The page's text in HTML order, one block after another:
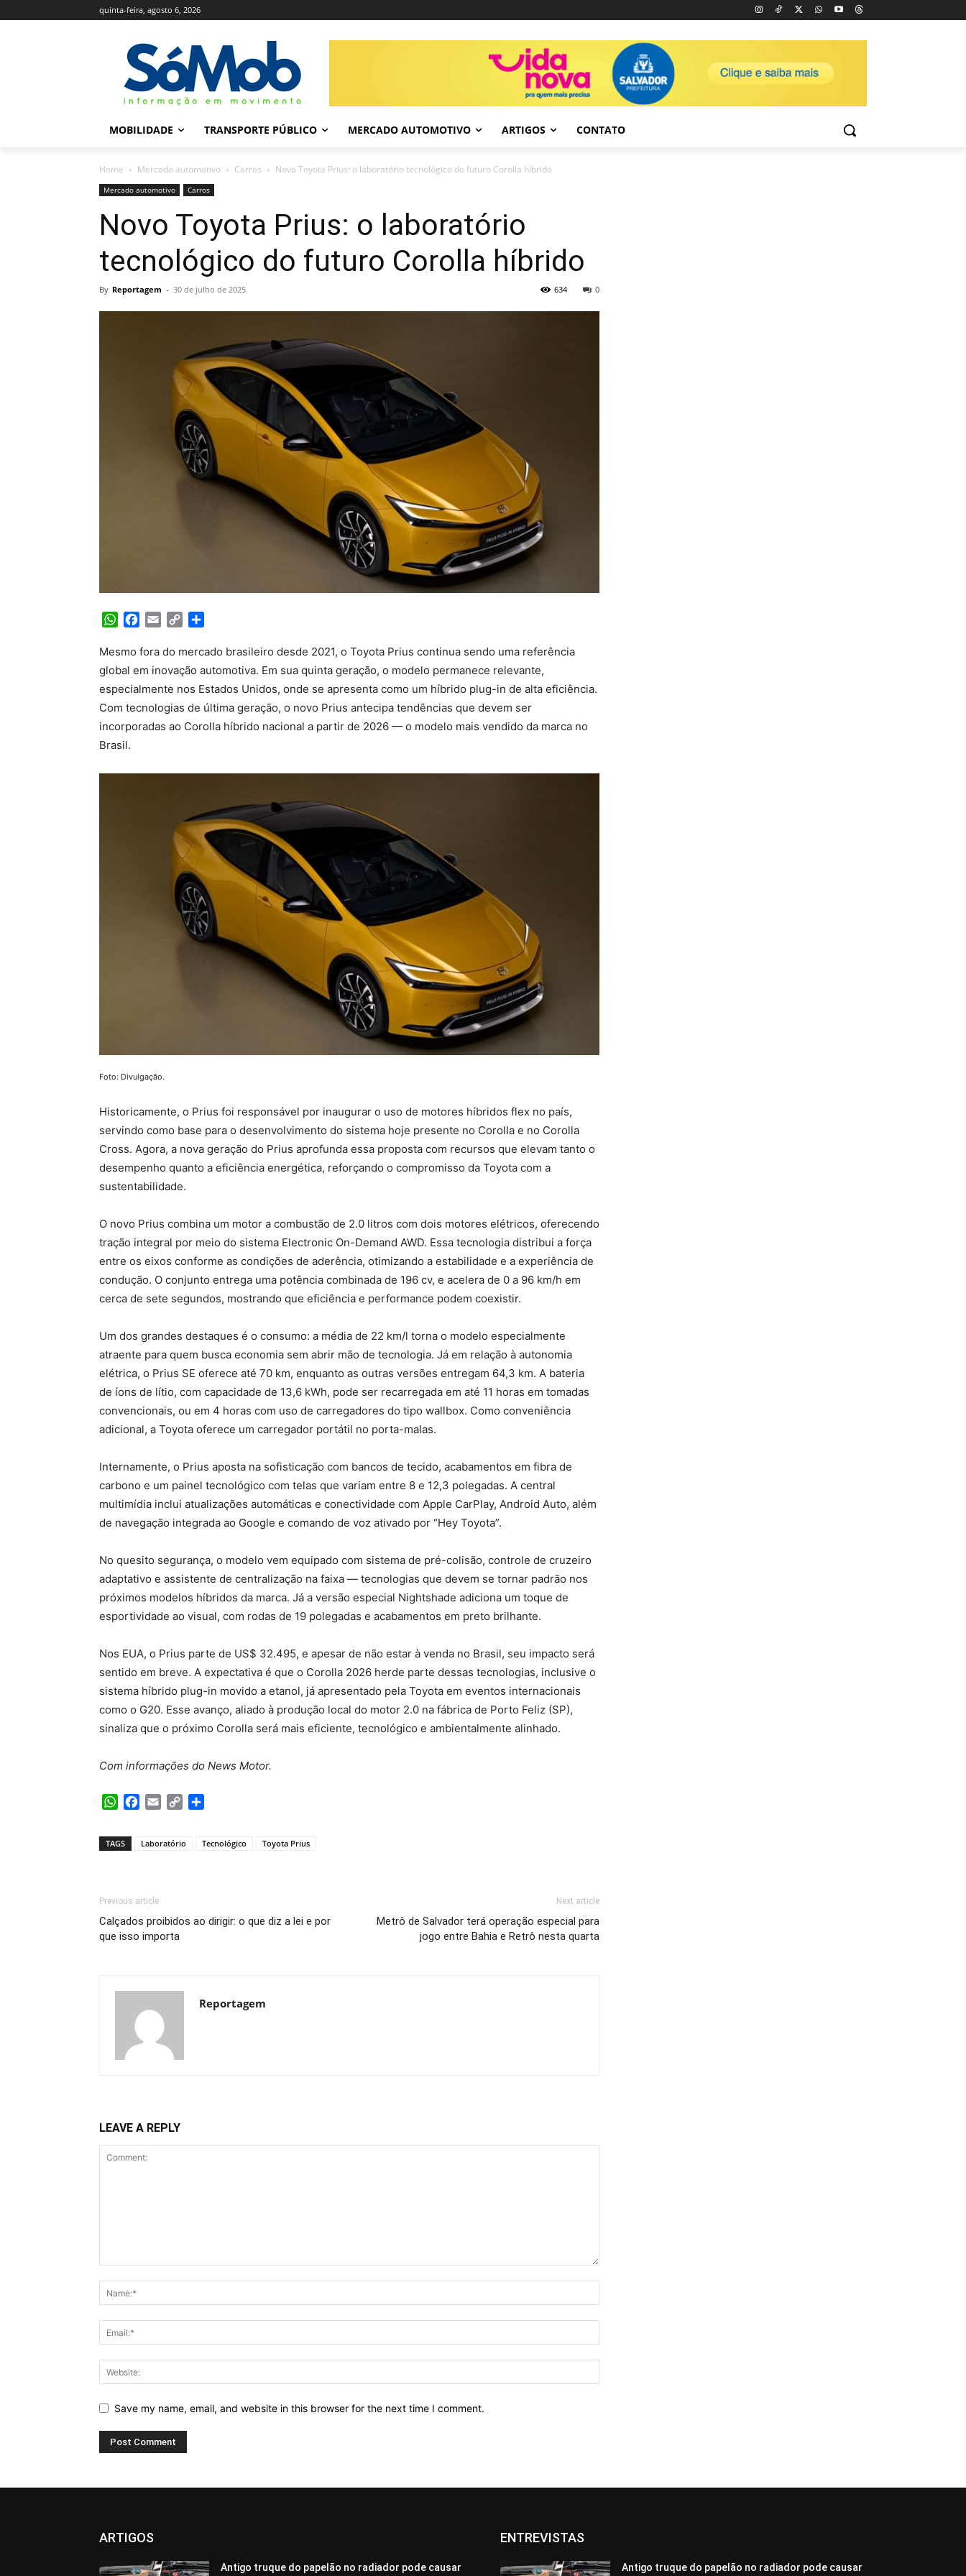
quinta-feira, agosto 6, 2026
MOBILIDADE TRANSPORTE PÚBLICO MERCADO AUTOMOTIVO ARTIGOS CONTATO
Home Mercado automotivo Carros Novo Toyota Prius: o laboratório tecnológico do futuro Corolla híbrido
Mercado automotivo Carros
Novo Toyota Prius: o laboratório
tecnológico do futuro Corolla híbrido
By Reportagem - 30 de julho de 2025 0
634
WhatsApp
Facebook
Email Copy
Mesmo fora do mercado brasileiro desde 2021, o Toyota Prius continua sendo uma referência
global em inovação automotiva. Em sua quinta geração, o modelo permanece relevante,
especialmente nos Estados Unidos, onde se apresenta como um híbrido plug-in de alta eficiência.
Com tecnologias de última geração, o novo Prius antecipa tendências que devem ser
incorporadas ao Corolla híbrido nacional a partir de 2026 — o modelo mais vendido da marca no
Brasil.
Foto: Divulgação.
Historicamente, o Prius foi responsável por inaugurar o uso de motores híbridos flex no país,
servindo como base para o desenvolvimento do sistema hoje presente no Corolla e no Corolla
Cross. Agora, a nova geração do Prius aprofunda essa proposta com recursos que elevam tanto o
desempenho quanto a eficiência energética, reforçando o compromisso da Toyota com a
sustentabilidade.
O novo Prius combina um motor a combustão de 2.0 litros com dois motores elétricos, oferecendo
tração integral por meio do sistema Electronic On-Demand AWD. Essa tecnologia distribui a força
entre os eixos conforme as condições de aderência, otimizando a estabilidade e a experiência de
condução. O conjunto entrega uma potência combinada de 196 cv, e acelera de 0 a 96 km/h em
cerca de sete segundos, mostrando que eficiência e performance podem coexistir.
Um dos grandes destaques é o consumo: a média de 22 km/l torna o modelo especialmente
atraente para quem busca economia sem abrir mão de tecnologia. Já em relação à autonomia
elétrica, o Prius SE oferece até 70 km, enquanto as outras versões entregam 64,3 km. A bateria
de íons de lítio, com capacidade de 13,6 kWh, pode ser recarregada em até 11 horas em tomadas
convencionais, ou em 4 horas com uso de carregadores do tipo wallbox. Como conveniência
adicional, a Toyota oferece um carregador portátil no porta-malas.
Internamente, o Prius aposta na sofisticação com bancos de tecido, acabamentos em fibra de
carbono e um painel tecnológico com telas que variam entre 8 e 12,3 polegadas. A central
multimídia inclui atualizações automáticas e conectividade com Apple CarPlay, Android Auto, além
de navegação integrada ao Google e comando de voz ativado por “Hey Toyota”.
No quesito segurança, o modelo vem equipado com sistema de pré-colisão, controle de cruzeiro
adaptativo e assistente de centralização na faixa — tecnologias que devem se tornar padrão nos
próximos modelos híbridos da marca. Já a versão especial Nightshade adiciona um toque de
esportividade ao visual, com rodas de 19 polegadas e acabamentos em preto brilhante.
Nos EUA, o Prius parte de US$ 32.495, e apesar de não estar à venda no Brasil, seu impacto será
sentido em breve. A expectativa é que o Corolla 2026 herde parte dessas tecnologias, inclusive o
sistema híbrido plug-in movido a etanol, já apresentado pela Toyota em eventos internacionais
como o G20. Esse avanço, aliado à produção local do motor 2.0 na fábrica de Porto Feliz (SP),
sinaliza que o próximo Corolla será mais eficiente, tecnológico e ambientalmente alinhado.
Com informações do News Motor.
WhatsApp
Facebook
Email Copy
TAGS Laboratório Tecnológico Toyota Prius
Previous article
Calçados proibidos ao dirigir: o que diz a lei e por
que isso importa
Next article
Metrô de Salvador terá operação especial para
jogo entre Bahia e Retrô nesta quarta
Reportagem
LEAVE A REPLY
Save my name, email, and website in this browser for the next time I comment.
ARTIGOS
Antigo truque do papelão no radiador pode causar
ENTREVISTAS
Antigo truque do papelão no radiador pode causar